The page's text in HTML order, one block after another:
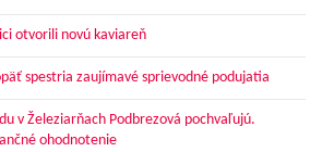
otvorili novú kaviareň
spestria zaujímavé sprievodné podujatia
v Železiarňach Podbrezová pochvaľujú.
ohodnotenie